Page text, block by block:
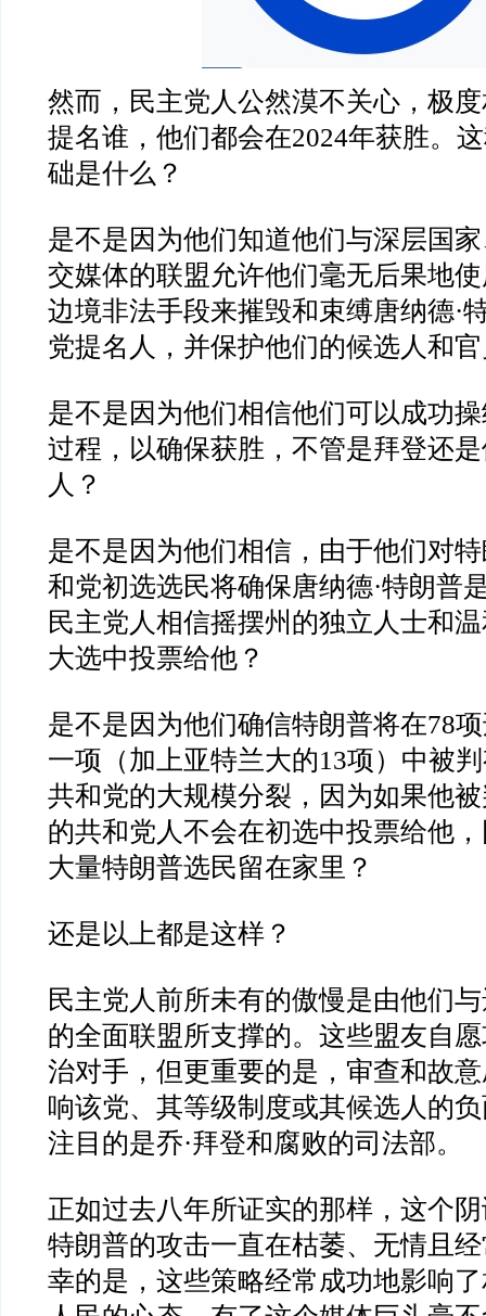
然而，民主党人公然漠不关心，极
提名谁，他们都会在2024年获胜。
础是什么？
是不是因为他们知道他们与深层国
交媒体的联盟允许他们毫无后果地
边境非法手段来摧毁和束缚唐纳德·
党提名人，并保护他们的候选人和
是不是因为他们相信他们可以成功
过程，以确保获胜，不管是拜登还
人？
是不是因为他们相信，由于他们对
和党初选选民将确保唐纳德·特朗普
民主党人相信摇摆州的独立人士和
大选中投票给他？
是不是因为他们确信特朗普将在78
一项（加上亚特兰大的13项）中被
共和党的大规模分裂，因为如果他
的共和党人不会在初选中投票给他
大量特朗普选民留在家里？
还是以上都是这样？
民主党人前所未有的傲慢是由他们
的全面联盟所支撑的。这些盟友自
治对手，但更重要的是，审查和故
响该党、其等级制度或其候选人的
注目的是乔·拜登和腐败的司法部。
正如过去八年所证实的那样，这个
特朗普的攻击一直在枯萎、无情且
幸的是，这些策略经常成功地影响